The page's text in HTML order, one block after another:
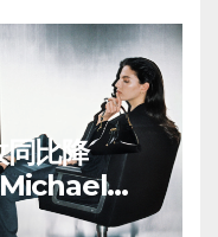
比降
Michael
好